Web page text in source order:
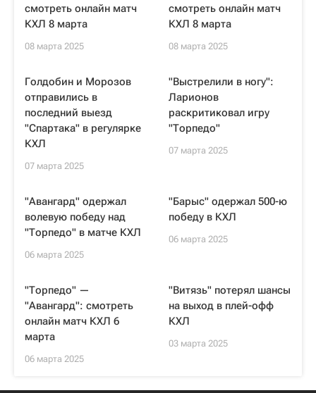
смотреть онлайн матч
КХЛ 8 марта
08 марта 2025
смотреть онлайн матч
КХЛ 8 марта
08 марта 2025
Голдобин и Морозов
отправились в
последний выезд
"Спартака" в регулярке
КХЛ
07 марта 2025
"Выстрелили в ногу":
Ларионов
раскритиковал игру
"Торпедо"
07 марта 2025
"Авангард" одержал
волевую победу над
"Торпедо" в матче КХЛ
06 марта 2025
"Барыс" одержал 500-ю
победу в КХЛ
06 марта 2025
"Торпедо" —
"Авангард": смотреть
онлайн матч КХЛ 6
марта
06 марта 2025
"Витязь" потерял шансы
на выход в плей-офф
КХЛ
03 марта 2025